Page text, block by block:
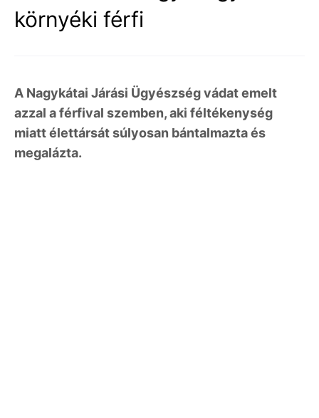
környéki férfi
A Nagykátai Járási Ügyészség vádat emelt
azzal a férfival szemben, aki féltékenység
miatt élettársát súlyosan bántalmazta és
megalázta.